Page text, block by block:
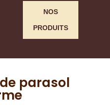
NOS
PRODUITS
parasol